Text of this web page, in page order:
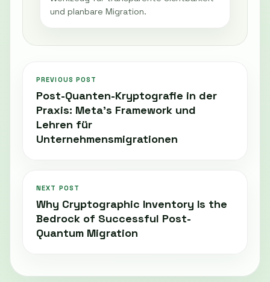
und planbare Migration.
PREVIOUS POST
Post-Quanten-Kryptografie in der
Praxis: Meta’s Framework und
Lehren für
Unternehmensmigrationen
NEXT POST
Why Cryptographic Inventory Is the
Bedrock of Successful Post-
Quantum Migration